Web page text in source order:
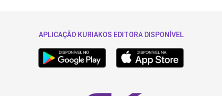
APLICAÇÃO KURIAKOS EDITORA DISPONÍVEL